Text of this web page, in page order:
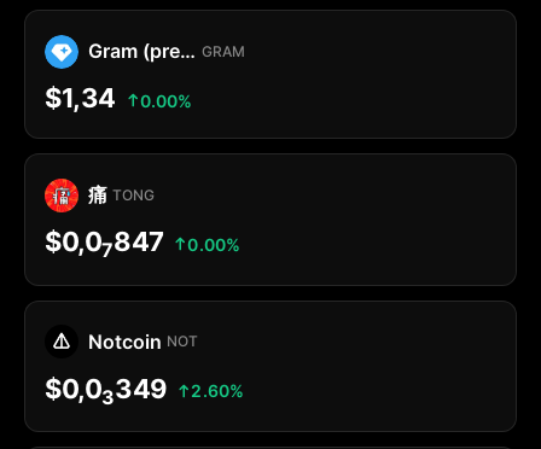
Gram (prev. Toncoin) GRAM
$1,34 0.00%
痛 TONG
$0,07847 0.00%
Notcoin NOT
$0,03349 2.60%